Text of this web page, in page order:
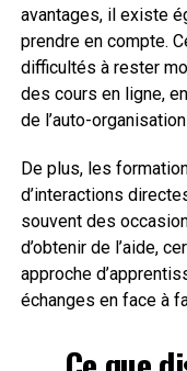
avantages, il existe
prendre en compte.
difficultés à rester
des cours en ligne,
de l’auto-
De plus, les
d’interactions
souvent des
d’obtenir de l’aide,
approche
échanges en face à